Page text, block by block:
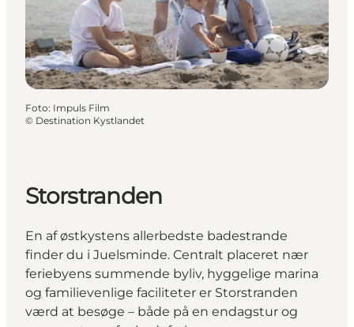
Foto: Impuls Film
© Destination Kystlandet
Storstranden
En af østkystens allerbedste badestrande
finder du i Juelsminde. Centralt placeret nær
feriebyens summende byliv, hyggelige marina
og familievenlige faciliteter er Storstranden
værd at besøge – både på en endagstur og